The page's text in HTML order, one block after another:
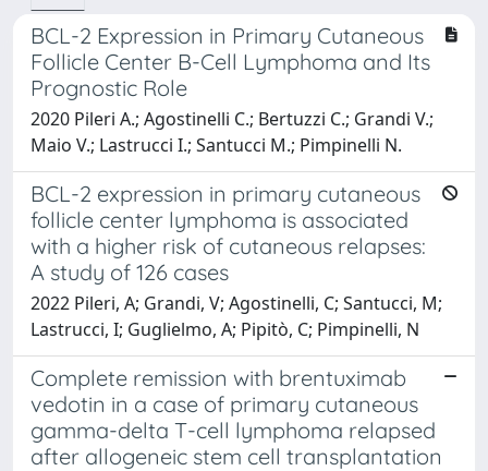
BCL-2 Expression in Primary Cutaneous
Follicle Center B-Cell Lymphoma and Its
Prognostic Role
2020 Pileri A.; Agostinelli C.; Bertuzzi C.; Grandi V.;
Maio V.; Lastrucci I.; Santucci M.; Pimpinelli N.
BCL-2 expression in primary cutaneous
follicle center lymphoma is associated
with a higher risk of cutaneous relapses:
A study of 126 cases
2022 Pileri, A; Grandi, V; Agostinelli, C; Santucci, M;
Lastrucci, I; Guglielmo, A; Pipitò, C; Pimpinelli, N
Complete remission with brentuximab
vedotin in a case of primary cutaneous
gamma-delta T-cell lymphoma relapsed
after allogeneic stem cell transplantation